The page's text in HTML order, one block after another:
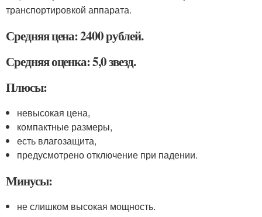
транспортировкой аппарата.
Средняя цена: 2400 рублей.
Средняя оценка: 5,0 звезд.
Плюсы:
невысокая цена,
компактные размеры,
есть влагозащита,
предусмотрено отключение при падении.
Минусы:
не слишком высокая мощность.